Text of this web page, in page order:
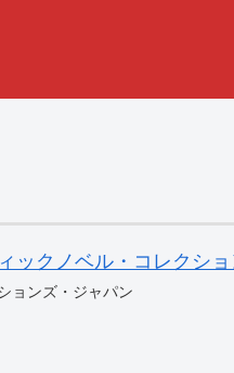
ックノベル・コレクシ
ョンズ・ジャパン